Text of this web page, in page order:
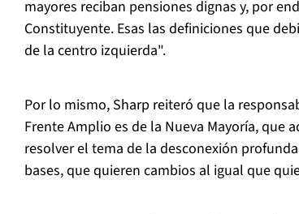
mayores reciban pensiones dignas y, por
Constituyente. Esas las definiciones que
de la centro izquierda".
Por lo mismo, Sharp reiteró que la
Frente Amplio es de la Nueva Mayoría, que
resolver el tema de la desconexión
bases, que quieren cambios al igual que